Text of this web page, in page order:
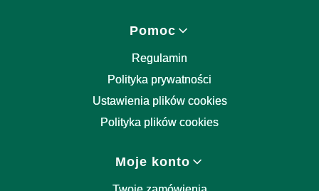
Pomoc
Regulamin
Polityka prywatności
Ustawienia plików cookies
Polityka plików cookies
Moje konto